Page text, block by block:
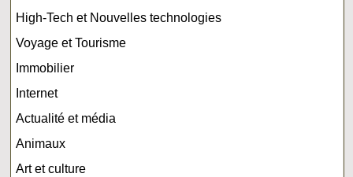
High-Tech et Nouvelles technologies
Voyage et Tourisme
Immobilier
Internet
Actualité et média
Animaux
Art et culture